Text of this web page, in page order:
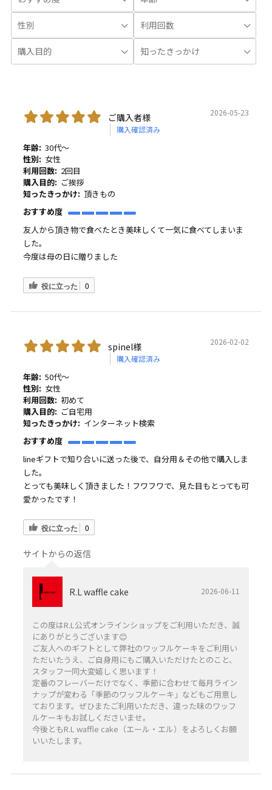
ご購入者様
購入確認済み
2026-05-23
年齢: 30代～
性別: 女性
利用回数: 2回目
購入目的: ご挨拶
知ったきっかけ: 頂きもの
おすすめ度
友人から頂き物で食べたとき美味しくて一気に食べてしまいま
した。
今度は母の日に贈りました
役に立った 0
spinel様
購入確認済み
2026-02-02
年齢: 50代～
性別: 女性
利用回数: 初めて
購入目的: ご自宅用
知ったきっかけ: インターネット検索
おすすめ度
lineギフトで知り合いに送った後で、自分用＆その他で購入しま
した。
とっても美味しく頂きました！フワフワで、見た目もとっても可
愛かったです！
役に立った 0
サイトからの返信
R.L waffle cake 2026-06-11
この度はR.L公式オンラインショップをご利用いただき、誠
にありがとうございます😊
ご友人へのギフトとして弊社のワッフルケーキをご利用い
ただいたうえ、ご自身用にもご購入いただけたとのこと、
スタッフ一同大変嬉しく思います！
定番のフレーバーだけでなく、季節に合わせて毎月ライン
ナップが変わる「季節のワッフルケーキ」などもご用意し
ております。ぜひまたご利用いただき、違った味のワッフ
ルケーキもお試しくださいませ。
今後ともR.L waffle cake（エール・エル）をよろしくお願
いいたします。